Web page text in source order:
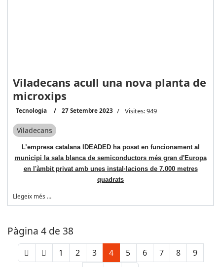
Viladecans acull una nova planta de
microxips
Tecnologia 27 Setembre 2023 Visites: 949
Viladecans
L’empresa catalana IDEADED ha posat en funcionament al
municipi la sala blanca de semiconductors més gran d'Europa
en l'àmbit privat amb unes instal·lacions de 7.000 metres
quadrats
Llegeix més …
Pàgina 4 de 38
1 2 3 4 5 6 7 8
9